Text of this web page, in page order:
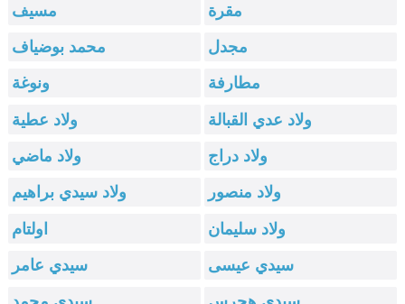
مقرة مسيف
مجدل محمد بوضياف
مطارفة ونوغة
ولاد عدي القبالة ولاد عطية
ولاد دراج ولاد ماضي
ولاد منصور ولاد سيدي براهيم
ولاد سليمان اولتام
سيدي عيسى سيدي عامر